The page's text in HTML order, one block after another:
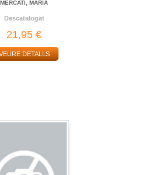
MERCATI, MARIA
Descatalogat
21,95 €
DETALLS